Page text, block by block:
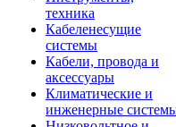
техника
Кабеленесущие
системы
Кабели, провода и
аксессуары
Климатические и
инженерные